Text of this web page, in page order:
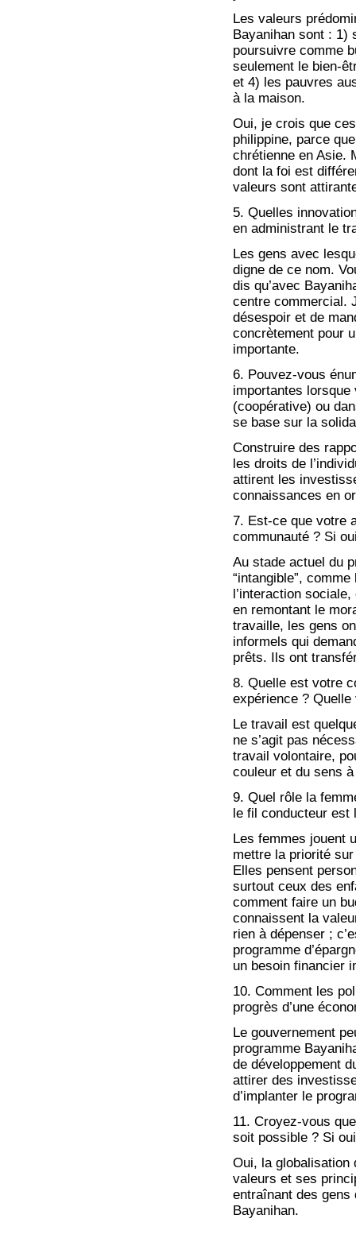
Les valeurs
Bayanihan sont : 1)
poursuivre comme
seulement le bien-
et 4) les pauvres
à la maison.
Oui, je crois que
philippine, parce
chrétienne en Asie.
dont la foi est
valeurs sont
5. Quelles
en administrant le
Les gens avec
digne de ce nom.
dis qu’avec
centre commercial.
désespoir et de
concrètement pour
importante.
6. Pouvez-vous
importantes lorsque
(coopérative) ou
se base sur la
Construire des
les droits de
attirent les
connaissances en
7. Est-ce que votre
communauté ? Si
Au stade actuel du
“intangible”,
l’interaction
en remontant le
travaille, les gens
informels qui
prêts. Ils ont
8. Quelle est votre
expérience ?
Le travail est
ne s’agit pas
travail volontaire,
couleur et du sens
9. Quel rôle la
le fil conducteur est
Les femmes jouent
mettre la priorité
Elles pensent
surtout ceux des
comment faire un
connaissent la
rien à dépenser ;
programme
un besoin financier
10. Comment les
progrès d’une
Le gouvernement
programme
de développement
attirer des
d’implanter le
11. Croyez-vous
soit possible ? Si
Oui, la globalisation
valeurs et ses
entraînant des gens
Bayanihan.